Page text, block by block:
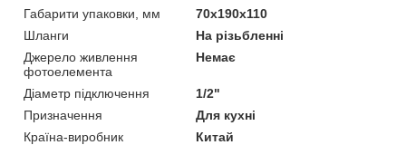
Габарити упаковки, мм
70х190х110
Шланги
На різьбленні
Джерело живлення
фотоелемента
Немає
Діаметр підключення
1/2"
Призначення
Для кухні
Країна-виробник
Китай